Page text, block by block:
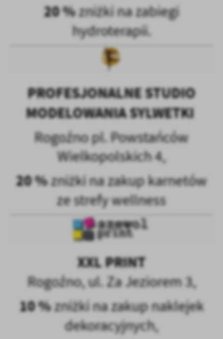
20 %zniżki na zabiegi
hydroterapii.
PROFESJONALNE STUDIO
MODELOWANIA SYLWETKI
Rogoźno pl. Powstańców
Wielkopolskich 4,
20 %zniżki na zakup karnetów
ze strefy wellness
XXL PRINT
Rogoźno, ul. Za Jeziorem 3,
10 %zniżki na zakup naklejek
dekoracyjnych,